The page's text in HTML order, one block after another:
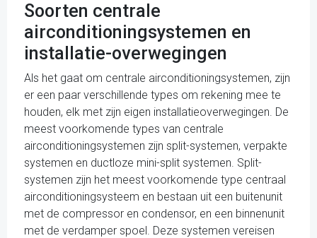
Soorten centrale
airconditioningsystemen en
installatie-overwegingen
Als het gaat om centrale airconditioningsystemen, zijn
er een paar verschillende types om rekening mee te
houden, elk met zijn eigen installatieoverwegingen. De
meest voorkomende types van centrale
airconditioningsystemen zijn split-systemen, verpakte
systemen en ductloze mini-split systemen. Split-
systemen zijn het meest voorkomende type centraal
airconditioningsysteem en bestaan uit een buitenunit
met de compressor en condensor, en een binnenunit
met de verdamper spoel. Deze systemen vereisen